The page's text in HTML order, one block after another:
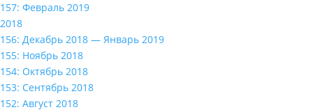
157: Февраль 2019
2018
156: Декабрь 2018 — Январь 2019
155: Ноябрь 2018
154: Октябрь 2018
153: Сентябрь 2018
152: Август 2018